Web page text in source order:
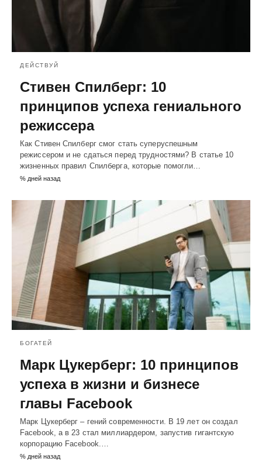
ДЕЙСТВУЙ
Стивен Спилберг: 10
принципов успеха гениального
режиссера
Как Стивен Спилберг смог стать суперуспешным
режиссером и не сдаться перед трудностями? В статье 10
жизненных правил Спилберга, которые помогли…
% дней назад
БОГАТЕЙ
Марк Цукерберг: 10 принципов
успеха в жизни и бизнесе
главы Facebook
Марк Цукерберг – гений современности. В 19 лет он создал
Facebook, а в 23 стал миллиардером, запустив гигантскую
корпорацию Facebook.…
% дней назад